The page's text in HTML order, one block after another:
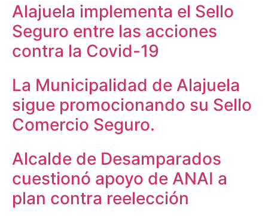
Alajuela implementa el Sello
Seguro entre las acciones
contra la Covid-19
La Municipalidad de Alajuela
sigue promocionando su Sello
Comercio Seguro.
Alcalde de Desamparados
cuestionó apoyo de ANAI a
plan contra reelección